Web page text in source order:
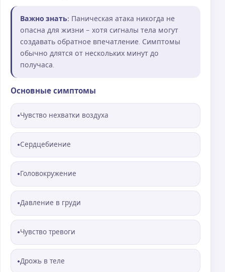
Важно знать: Паническая атака никогда не
опасна для жизни - хотя сигналы тела могут
создавать обратное впечатление. Симптомы
обычно длятся от нескольких минут до
получаса.
Основные симптомы
Чувство нехватки воздуха
Сердцебиение
Головокружение
Давление в груди
Чувство тревоги
Дрожь в теле